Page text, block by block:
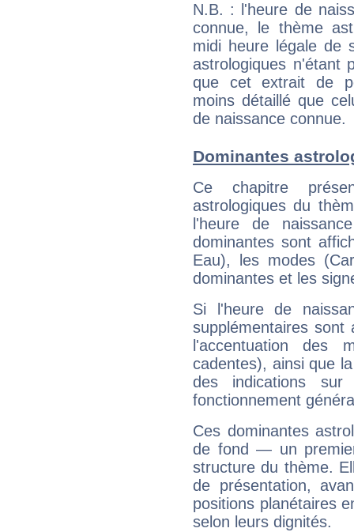
N.B. : l'heure de
connue, le thème
midi heure légale de
astrologiques n'étant
que cet extrait de
moins détaillé que
de naissance connue.
Dominantes
Ce chapitre
astrologiques du
l'heure de
dominantes sont
Eau), les modes
dominantes et les
Si l'heure de
supplémentaires sont
l'accentuation des
cadentes), ainsi que
des indications sur
fonctionnement
Ces dominantes
de fond — un
structure du thème.
de présentation,
positions planétaires
selon leurs dignités.